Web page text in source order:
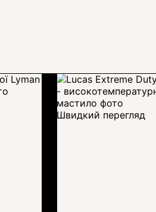
Швидкий перегляд